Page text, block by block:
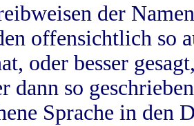
der
offensichtlich so
oder besser
dann so
Sprache in